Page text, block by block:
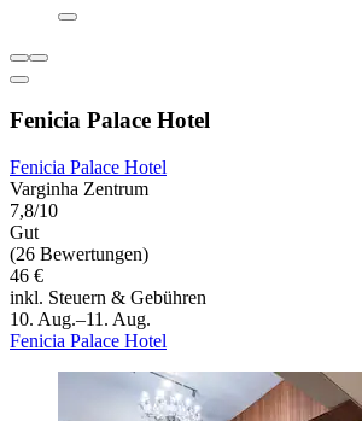
Fenicia Palace Hotel
Fenicia Palace Hotel
Varginha Zentrum
7,8/10
Gut
(26 Bewertungen)
46 €
inkl. Steuern & Gebühren
10. Aug.–11. Aug.
Fenicia Palace Hotel